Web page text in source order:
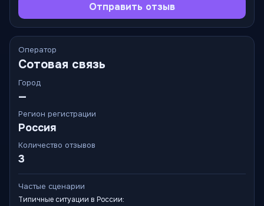
Отправить отзыв
Оператор
Сотовая связь
Город
—
Регион регистрации
Россия
Количество отзывов
3
Частые сценарии
Типичные ситуации в России: